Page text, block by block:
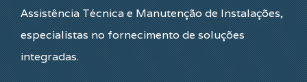
Assistência Técnica e Manutenção de Instalações,
especialistas no fornecimento de soluções
integradas.